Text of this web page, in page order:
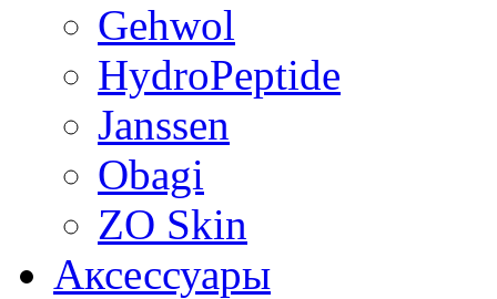
Gehwol
HydroPeptide
Janssen
Obagi
ZO Skin
Aксессуары